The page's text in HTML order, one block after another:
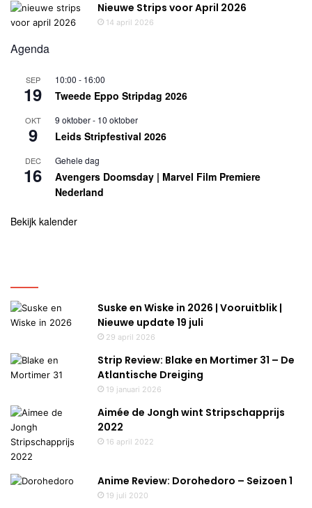
Nieuwe Strips voor April 2026
14 april 2026
Agenda
SEP
19
10:00 - 16:00
Tweede Eppo Stripdag 2026
OKT
9
9 oktober- 10 oktober
Leids Stripfestival 2026
DEC
16
Gehele dag
Avengers Doomsday | Marvel Film Premiere
Nederland
Bekijk kalender
Suske en Wiske in 2026 | Vooruitblik |
Nieuwe update 19 juli
29 april 2026
Strip Review: Blake en Mortimer 31 – De
Atlantische Dreiging
19 januari 2026
Aimée de Jongh wint Stripschapprijs
2022
16 april 2022
Anime Review: Dorohedoro – Seizoen 1
19 juli 2020